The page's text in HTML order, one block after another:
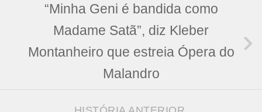
“Minha Geni é bandida como
Madame Satã”, diz Kleber
Montanheiro que estreia Ópera do
Malandro